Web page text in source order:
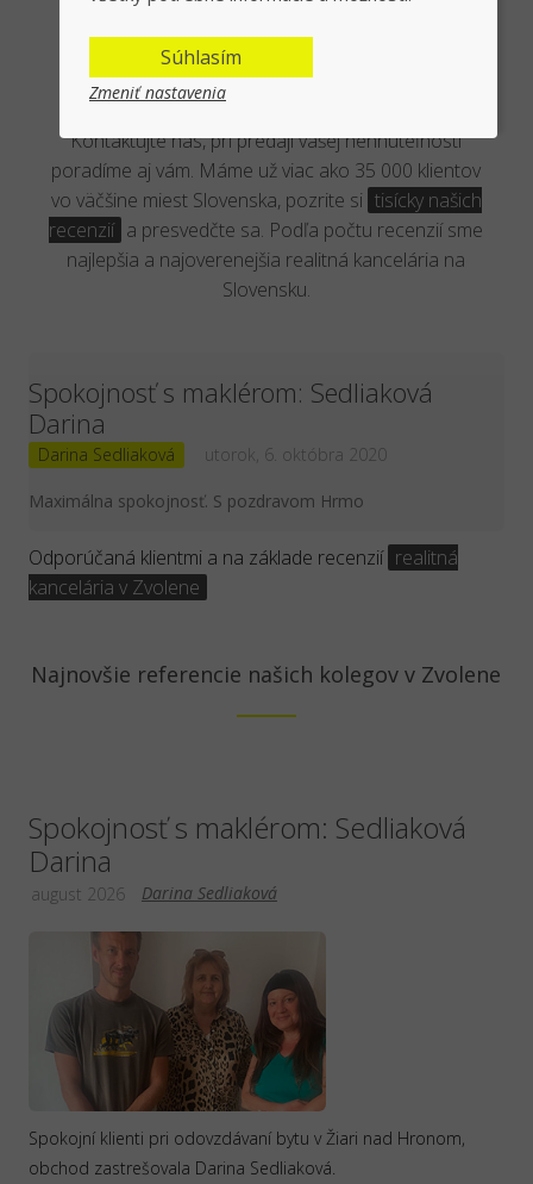
Overená kancelária reálnymi
klientmi
Kontaktujte nás, pri predaji vašej nehnuteľnosti
poradíme aj vám. Máme už viac ako 35 000 klientov
vo väčšine miest Slovenska, pozrite si tisícky našich
recenzií a presvedčte sa. Podľa počtu recenzií sme
najlepšia a najoverenejšia realitná kancelária na
Slovensku.
Spokojnosť s maklérom: Sedliaková
Darina
Darina Sedliaková utorok, 6. októbra 2020
Maximálna spokojnosť. S pozdravom Hrmo
Odporúčaná klientmi a na základe recenzií realitná
kancelária v Zvolene
Najnovšie referencie našich kolegov v Zvolene
Spokojnosť s maklérom: Sedliaková
Darina
Darina Sedliaková
august 2026
Spokojní klienti pri odovzdávaní bytu v Žiari nad Hronom,
obchod zastrešovala Darina Sedliaková.
Súhlasím
Zmeniť nastavenia